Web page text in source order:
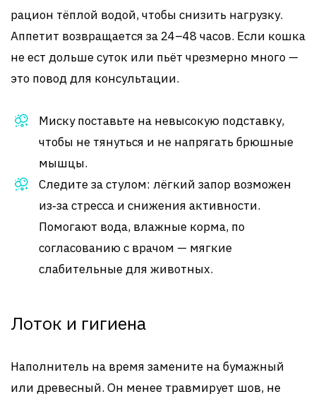
рацион тёплой водой, чтобы снизить нагрузку.
Аппетит возвращается за 24–48 часов. Если кошка
не ест дольше суток или пьёт чрезмерно много —
это повод для консультации.
Миску поставьте на невысокую подставку,
чтобы не тянуться и не напрягать брюшные
мышцы.
Следите за стулом: лёгкий запор возможен
из‑за стресса и снижения активности.
Помогают вода, влажные корма, по
согласованию с врачом — мягкие
слабительные для животных.
Лоток и гигиена
Наполнитель на время замените на бумажный
или древесный. Он менее травмирует шов, не